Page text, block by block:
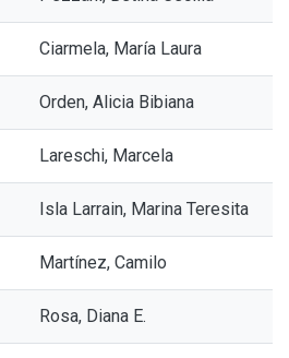
Ciarmela, María Laura
Orden, Alicia Bibiana
Lareschi, Marcela
Isla Larrain, Marina Teresita
Martínez, Camilo
Rosa, Diana E.